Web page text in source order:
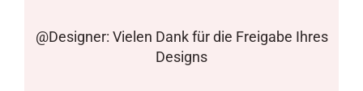
@Designer: Vielen Dank für die Freigabe Ihres
Designs